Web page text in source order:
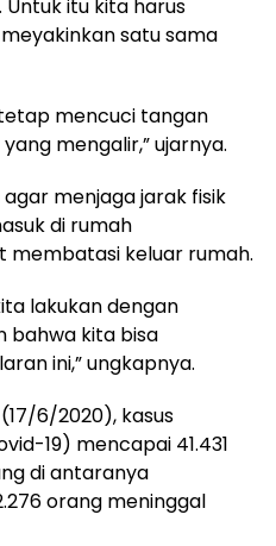
itu kita harus
satu sama
mencuci tangan
mengalir,” ujarnya.
menjaga jarak fisik
di rumah
keluar rumah.
lakukan dengan
bahwa kita bisa
ini,” ungkapnya.
6/2020), kasus
19) mencapai 41.431
di antaranya
orang meninggal